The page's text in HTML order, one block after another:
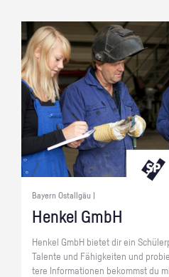
Bayern Ostallgäu |
Hen­kel GmbH
Hen­kel GmbH bie­tet dir ein
Ta­len­te und Fä­hig­kei­ten und
te­re In­for­ma­tio­nen be­kommst du